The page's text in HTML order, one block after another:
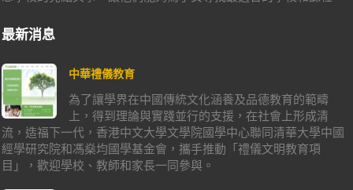
最新消息
中華禮儀教育
為了讓學界在中國傳統文化涵養及品德教育的範疇
上，得到理論與實踐並行的支援，在社會上形成清
流，造福下一代，香港中文大學文學院國學中心聯同清華大學中國
經學研究院和馮燊均國學基金會，攜手推動「禮儀文明教育項
目」，歡迎學校、教師和家長一同參與。